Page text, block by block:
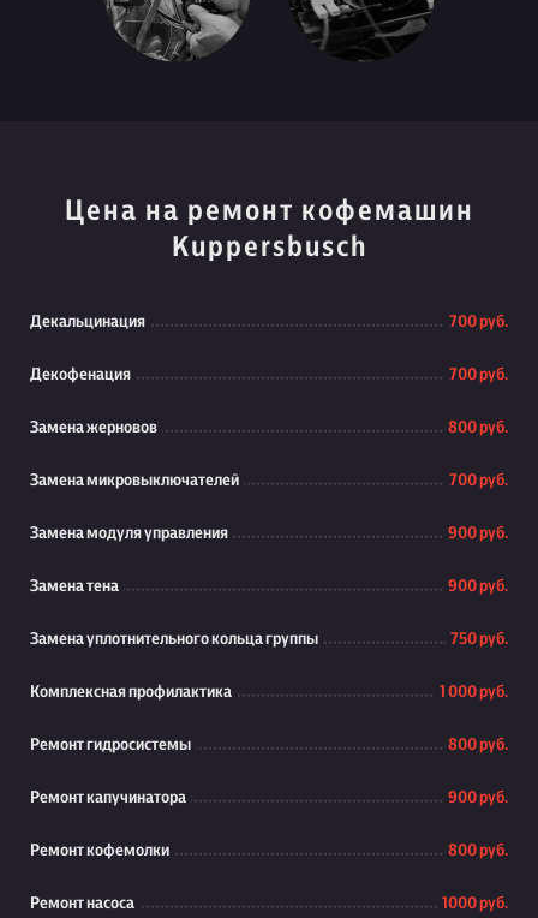
Цена на ремонт кофемашин
Kuppersbusch
Декальцинация 700 руб.
Декофенация 700 руб.
Замена жерновов 800 руб.
Замена микровыключателей 700 руб.
Замена модуля управления 900 руб.
Замена тена 900 руб.
Замена уплотнительного кольца группы 750 руб.
Комплексная профилактика 1 000 руб.
Ремонт гидросистемы 800 руб.
Ремонт капучинатора 900 руб.
Ремонт кофемолки 800 руб.
Ремонт насоса 1000 руб.